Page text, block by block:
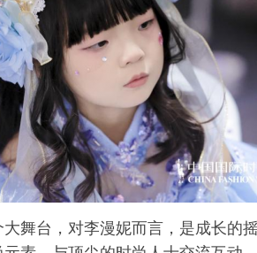
舞台，对李漫妮而言，是成长的